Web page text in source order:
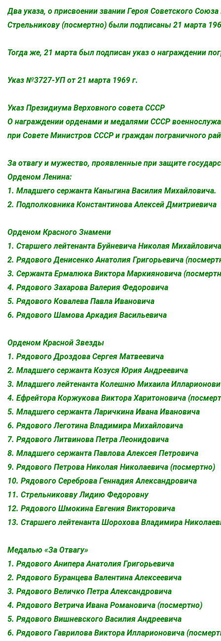
Два указа, о присвоении звании Героя Советского
Стрельникову (посмертно) были подписаны 21 марта
Тогда же, 21 марта был подписан указ о награждении
Указ №3727-УП от 21 марта 1969 г.
Указ Президиума Верховного совета СССР
О награждении орденами и медалями СССР
при Совете Министров СССР и граждан пограничного
За отвагу и мужество, проявленные при защите
Орденом Ленина:
1. Младшего сержанта Каныгина Василия Михайловича.
2. Подполковника Константинова Алексей Дмитриевича
Орденом Красного Знамени
1. Старшего лейтенанта Буйневича Николая
2. Рядового Денисенко Анатолия Григорьевича
3. Сержанта Ермалюка Виктора Маркияновича
4. Рядового Захарова Валерия Федоровича
5. Рядового Ковалева Павла Ивановича
6. Рядового Шамова Аркадия Васильевича
Орденом Красной Звезды
1. Рядового Дроздова Сергея Матвеевича
2. Младшего сержанта Козуся Юрия Андреевича
3. Младшего лейтенанта Колешню Михаила
4. Ефрейтора Коржукова Виктора Харитоновича
5. Младшего сержанта Ларичкина Ивана Ивановича
6. Рядового Леготина Владимира Михайловича
7. Рядового Литвинова Петра Леонидовича
8. Младшего сержанта Павлова Алексея Петровича
9. Рядового Петрова Николая Николаевича (посмертно)
10. Рядового Сереброва Геннадия Александровича
11. Стрельниковву Лидию Федоровну
12. Рядового Шмокина Евгения Викторовича
13. Старшего лейтенанта Шорохова Владимира
Медалью «За Отвагу»
1. Рядового Анипера Анатолия Григорьевича
2. Рядового Буранцева Валентина Алексеевича
3. Рядового Величко Петра Александровича
4. Рядового Ветрича Ивана Романовича (посмертно)
5. Рядового Вишневского Василия Андреевича
6. Рядового Гаврилова Виктора Илларионовича